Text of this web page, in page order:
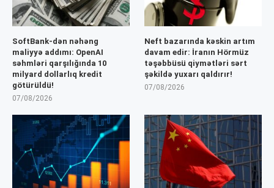
SoftBank-dən nəhəng
maliyyə addımı: OpenAI
səhmləri qarşılığında 10
milyard dollarlıq kredit
götürüldü!
07/08/2026
Neft bazarında kəskin artım
davam edir: İranın Hörmüz
təşəbbüsü qiymətləri sərt
şəkildə yuxarı qaldırır!
07/08/2026